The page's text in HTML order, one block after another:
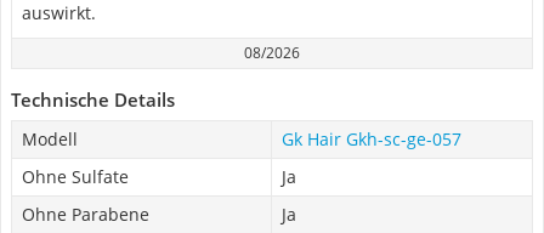
auswirkt.
08/2026
Technische Details
Modell
‎Gk Hair ‎Gkh-sc-ge-057
Ohne Sulfate
Ja
Ohne Parabene
Ja